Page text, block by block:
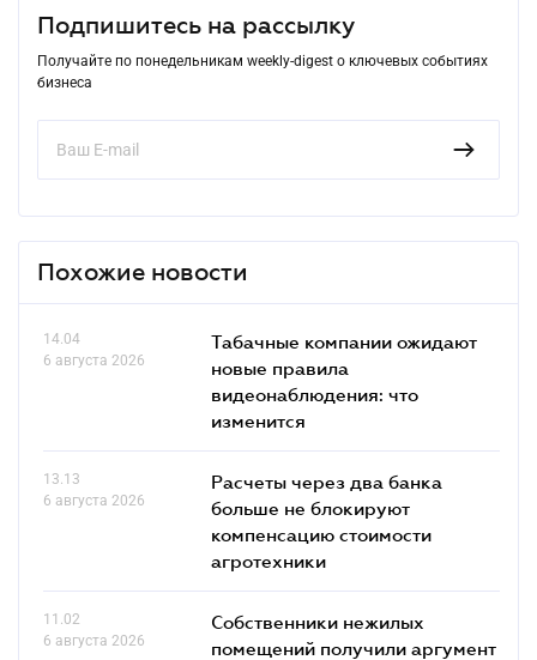
Подпишитесь на рассылку
Получайте по понедельникам weekly-digest о ключевых событиях
бизнеса
Похожие новости
14.04
6 августа 2026
Табачные компании ожидают
новые правила
видеонаблюдения: что
изменится
13.13
6 августа 2026
Расчеты через два банка
больше не блокируют
компенсацию стоимости
агротехники
11.02
6 августа 2026
Собственники нежилых
помещений получили аргумент